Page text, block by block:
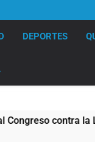
DEPORTES
contra la Ley de